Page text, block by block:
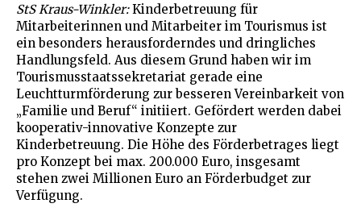
StS Kraus-Winkler:Kinderbetreuung für
Mitarbeiterinnen und Mitarbeiter im Tourismus ist
ein besonders herausforderndes und dringliches
Handlungsfeld. Aus diesem Grund haben wir im
Tourismusstaatssekretariat gerade eine
Leuchtturmförderung zur besseren Vereinbarkeit von
„Familie und Beruf“ initiiert. Gefördert werden dabei
kooperativ-innovative Konzepte zur
Kinderbetreuung. Die Höhe des Förderbetrages liegt
pro Konzept bei max. 200.000 Euro, insgesamt
stehen zwei Millionen Euro an Förderbudget zur
Verfügung.